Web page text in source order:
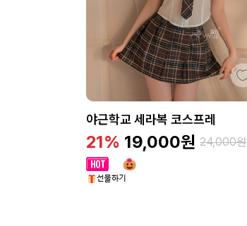
야근학교 세라복 코스프레
21% 19,000원 24,000원